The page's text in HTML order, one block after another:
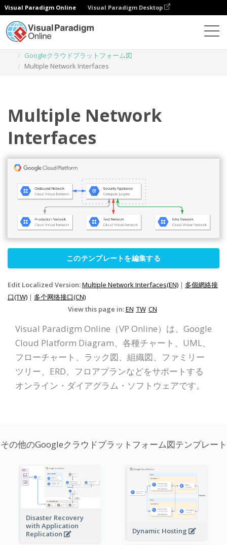
Visual Paradigm Online Visual Paradigm Desktop
Googleクラウドプラットフォーム図
Multiple Network Interfaces
Multiple Network
Interfaces
このテンプレートを編集する
Edit Localized Version:Multiple Network Interfaces(EN) | 多個網絡接
口(TW) | 多个网络接口(CN)
View this page in:EN TW CN
Visual Paradigm Online（VP Online）は、Google
Cloud Platform Diagram、各種チャート、UML、
フローチャート、ラック図、組織図、ファミリー
ツリー、ERD、フロアプランなどをサポートする
オンライン・ダイアグラム・ソフトウェアです。
その他のGoogleクラウドプラットフォーム図テンプレート
Disaster Recovery
with Application
Replication
Dynamic Hosting